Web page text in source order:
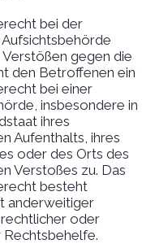
bei der
gegen die
den Betroffenen ein
bei einer
insbesondere in
ihres
Aufenthalts, ihres
oder des Orts des
Verstoßes zu. Das
besteht
anderweitiger
oder